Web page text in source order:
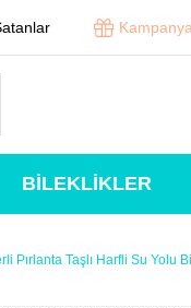
BİLEKLİKLER
Pırlanta Taşlı Harfli Su Yolu